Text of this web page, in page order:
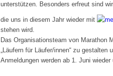
unterstützen. Besonders erfreut sind
die uns in diesem Jahr wieder mit
stehen wird.
Das Organisationsteam von Marathon
„Läufern für Läufer/innen“ zu gestalten
Anmeldungen werden ab 1. Juni